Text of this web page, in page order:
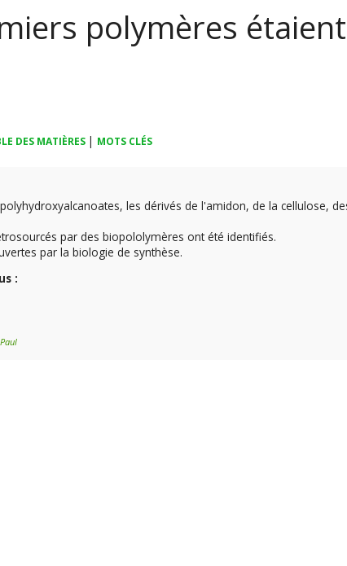
polymères
DES MATIÈRES | MOTS CLÉS
les dérivés de l'amidon, de la cellulose,
par des biopololymères ont été identifiés.
par la biologie de synthèse.
: